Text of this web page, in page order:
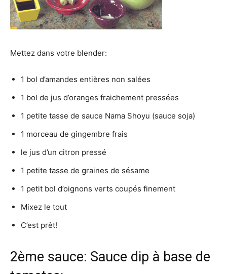
Mettez dans votre blender:
1 bol d’amandes entières non salées
1 bol de jus d’oranges fraichement pressées
1 petite tasse de sauce Nama Shoyu (sauce soja)
1 morceau de gingembre frais
le jus d’un citron pressé
1 petite tasse de graines de sésame
1 petit bol d’oignons verts coupés finement
Mixez le tout
C’est prêt!
2ème sauce: Sauce dip à base de